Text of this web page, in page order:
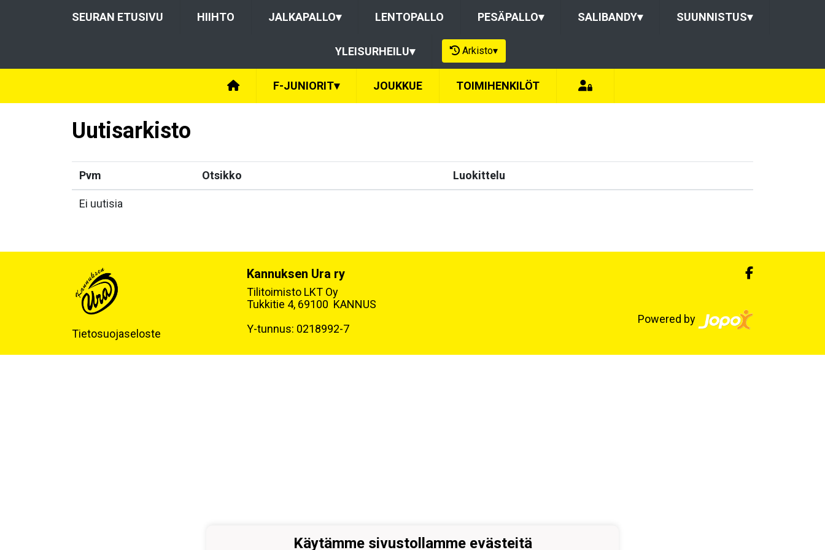
SEURAN ETUSIVU HIIHTO JALKAPALLO▾ LENTOPALLO PESÄPALLO▾ SALIBANDY▾ SUUNNISTUS▾
YLEISURHEILU▾ Arkisto▾
F-JUNIORIT▾ JOUKKUE TOIMIHENKILÖT
Uutisarkisto
Pvm Otsikko Luokittelu
Ei uutisia
Tietosuojaseloste
Kannuksen Ura ry
Tilitoimisto LKT Oy
Tukkitie 4, 69100 KANNUS
Y-tunnus: 0218992-7
Powered by
Käytämme sivustollamme evästeitä